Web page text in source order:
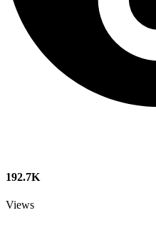
192.7K
Views